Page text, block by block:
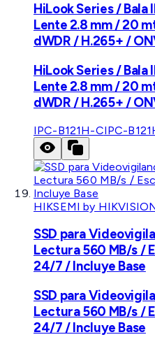
HiLook Series /
Lente 2.8 mm / 20
dWDR / H.265+ /
HiLook Series /
Lente 2.8 mm / 20
dWDR / H.265+ /
IPC-B121H-CIPC-
HIKSEMI by
SSD para
Lectura 560 MB/s /
24/7 / Incluye Base
SSD para
Lectura 560 MB/s /
24/7 / Incluye Base